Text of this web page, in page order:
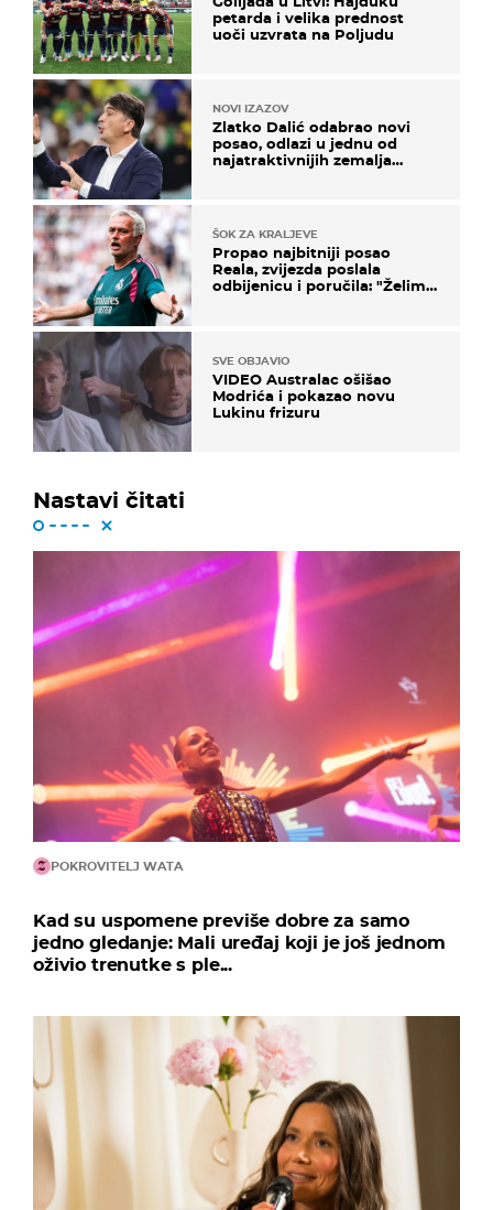
petarda i velika prednost
uoči uzvrata na Poljudu
NOVI IZAZOV
Zlatko Dalić odabrao novi
posao, odlazi u jednu od
najatraktivnijih zemalja
ŠOK ZA KRALJEVE
Propao najbitniji posao
Reala, zvijezda poslala
odbijenicu i poručila: "Želim
SVE OBJAVIO
VIDEO Australac ošišao
Modrića i pokazao novu
Lukinu frizuru
Nastavi čitati
POKROVITELJ WATA
Kad su uspomene previše dobre za samo
jedno gledanje: Mali uređaj koji je još jednom
oživio trenutke s ple...